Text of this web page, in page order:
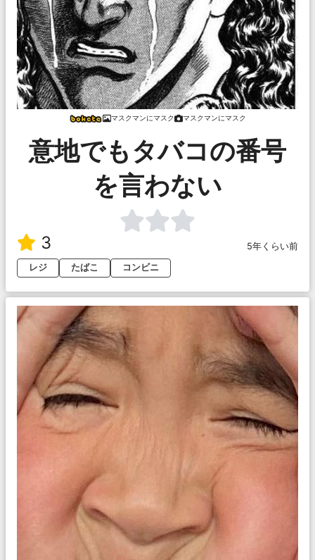
マスクマンにマスク マスクマンにマスク
意地でもタバコの番号
を言わない
3
5年くらい前
レジ
たばこ コンビニ